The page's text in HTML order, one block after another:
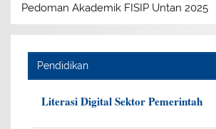
Pedoman Akademik FISIP Untan 2025
Pendidikan
Literasi Digital Sektor Pemerintah